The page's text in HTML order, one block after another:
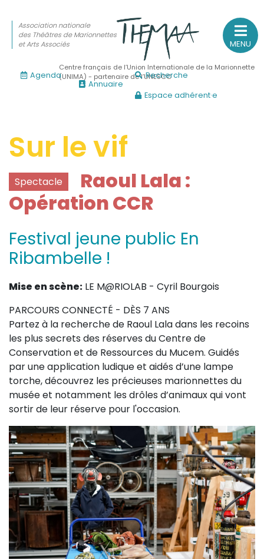
Sur le feu
(Actualités, annonces, vie professionnelle)
Sur le vif
Sur le fond
(Fonctionnement, gouvernance, groupes de travail,
Sur le terrain
(Portraits, actions, collaborations)
Sur l’étagère
(Documents, études, publications)
MENU
Association nationale
des Théâtres de Marionnettes
et Arts Associés
Centre français de l’Union Internationale de la Marionnette
(UNIMA) - partenaire de l’UNESCO
Agenda
Annuaire
Recherche
Espace adhérent·e
Sur le vif
Spectacle
Raoul Lala :
Opération CCR
Festival jeune public En
Ribambelle !
Mise en scène: LE M@RIOLAB - Cyril Bourgois
PARCOURS CONNECTÉ - DÈS 7 ANS
Partez à la recherche de Raoul Lala dans les recoins
les plus secrets des réserves du Centre de
Conservation et de Ressources du Mucem. Guidés
par une application ludique et aidés d’une lampe
torche, découvrez les précieuses marionnettes du
musée et notamment les drôles d’animaux qui vont
sortir de leur réserve pour l'occasion.